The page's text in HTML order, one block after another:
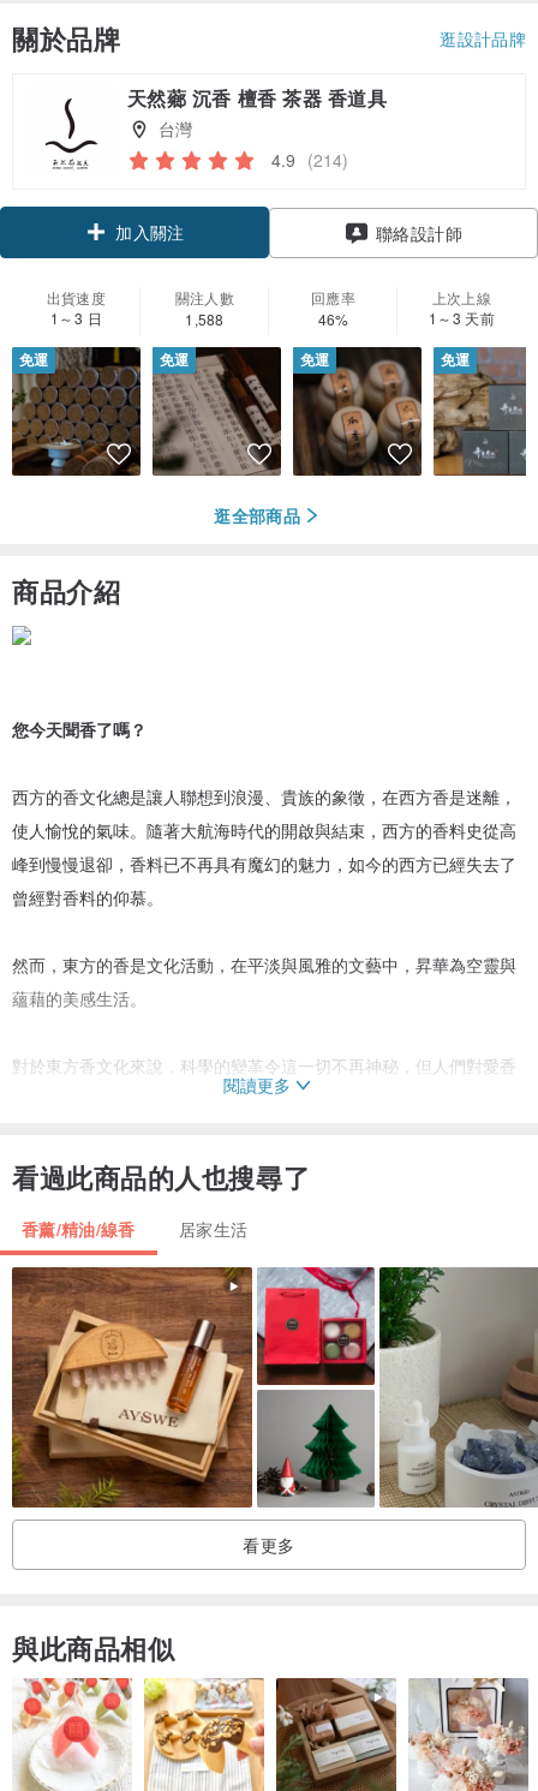
關於品牌 逛設計品牌
天然薌 沉香 檀香 茶器 香道具
台灣
4.9 (214)
加入關注 聯絡設計師
出貨速度
1～3 日
關注人數
1,588
回應率
46%
上次上線
1～3 天前
免運 免運 免運 免運
逛全部商品
商品介紹
您今天聞香了嗎？
西方的香文化總是讓人聯想到浪漫、貴族的象徵，在西方香是迷離，
使人愉悅的氣味。隨著大航海時代的開啟與結束，西方的香料史從高
峰到慢慢退卻，香料已不再具有魔幻的魅力，如今的西方已經失去了
曾經對香料的仰慕。
然而，東方的香是文化活動，在平淡與風雅的文藝中，昇華為空靈與
蘊藉的美感生活。
對於東方香文化來說，科學的變革令這一切不再神秘，但人們對愛香
的追求沒有改變，對於那些棲息在香之煙靄中的人，他們對香的愛戀
而在如今紛紛擾擾的生活節奏中，您是否有靜下心來聞聞身旁不經意
出現的美好香氣呢？
天然薌沉香擁有自己的工廠，從原料採購到研磨製作全都是我們親手
包辦，品質上可以完全放心，而我們之所以如此堅持使用好沉香製作
香品，目的就是在想要留下純粹香氣，讓所有接觸到我們香品的朋友
能夠喜愛上它迷人的氛圍。
閱讀更多
看過此商品的人也搜尋了
香薰/精油/線香 居家生活
看更多
與此商品相似